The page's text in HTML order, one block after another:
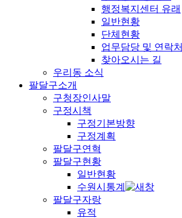
행정복지센터 유래
일반현황
단체현황
업무담당 및 연락처
찾아오시는 길
우리동 소식
팔달구소개
구청장인사말
구정시책
구정기본방향
구정계획
팔달구연혁
팔달구현황
일반현황
수원시통계
팔달구자랑
유적